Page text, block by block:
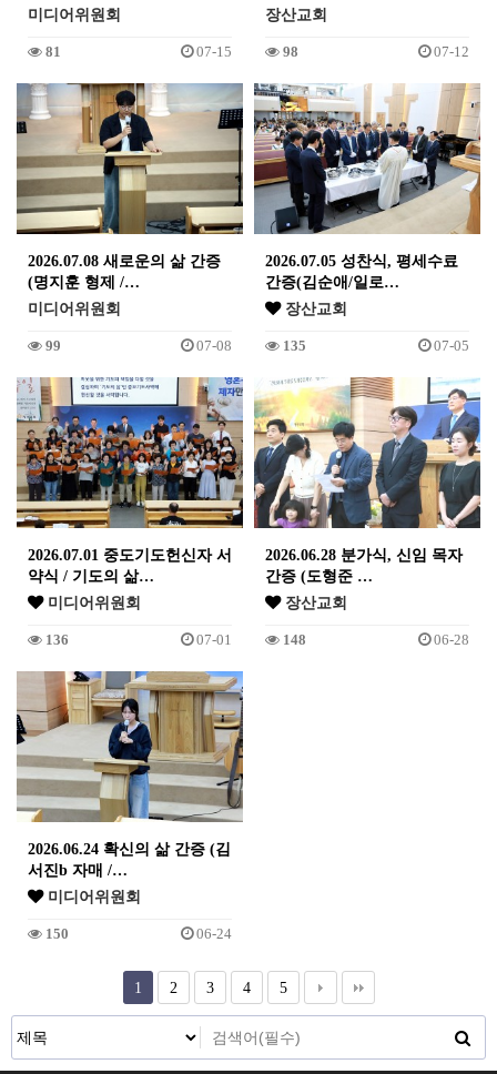
미디어위원회
81 07-15
장산교회
98 07-12
2026.07.08 새로운의 삶 간증
(명지훈 형제 /…
미디어위원회
99 07-08
2026.07.05 성찬식, 평세수료
간증(김순애/일로…
장산교회
135 07-05
2026.07.01 중도기도헌신자 서
약식 / 기도의 삶…
미디어위원회
136 07-01
2026.06.28 분가식, 신임 목자
간증 (도형준 …
장산교회
148 06-28
2026.06.24 확신의 삶 간증 (김
서진b 자매 /…
미디어위원회
150 06-24
1 2 3 4 5